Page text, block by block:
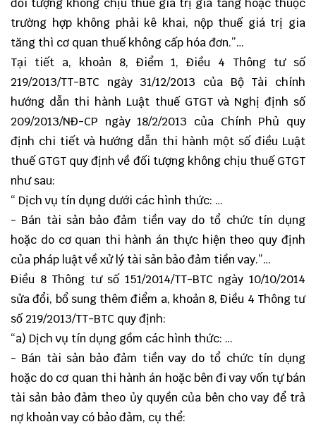
đối tượng không chịu thuế giá trị gia tăng hoặc thuộc
trường hợp không phải kê khai, nộp thuế giá trị gia
tăng thì cơ quan thuế không cấp hóa đơn.”…
Tại tiết a, khoản 8, Điểm 1, Điều 4 Thông tư số
219/2013/TT-BTC ngày 31/12/2013 của Bộ Tài chính
hướng dẫn thi hành Luật thuế GTGT và Nghị định số
209/2013/NĐ-CP ngày 18/2/2013 của Chính Phủ quy
định chi tiết và hướng dẫn thi hành một số điều Luật
thuế GTGT quy định về đối tượng không chịu thuế GTGT
như sau:
“ Dịch vụ tín dụng dưới các hình thức: …
- Bán tài sản bảo đảm tiền vay do tổ chức tín dụng
hoặc do cơ quan thi hành án thực hiện theo quy định
của pháp luật về xử lý tài sản bảo đảm tiền vay.”…
Điều 8 Thông tư số 151/2014/TT-BTC ngày 10/10/2014
sửa đổi, bổ sung thêmđiểm a, khoản 8, Điều 4 Thông tư
số 219/2013/TT-BTC quy định:
“a) Dịch vụ tín dụng gồm các hình thức: …
- Bán tài sản bảo đảm tiền vay do tổ chức tín dụng
hoặc do cơ quan thi hành án hoặc bên đi vay vốn tự bán
tài sản bảo đảm theo ủy quyền của bên cho vay để trả
nợ khoản vay có bảo đảm, cụ thể: